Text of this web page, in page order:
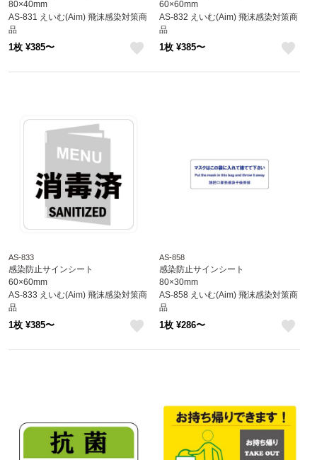
80×40mm
AS-831 えいむ(Aim) 飛沫感染対策商
品
1枚 ¥385〜
60×60mm
AS-832 えいむ(Aim) 飛沫感染対策商
品
1枚 ¥385〜
AS-833
感染防止サインシート
60×60mm
AS-833 えいむ(Aim) 飛沫感染対策商
品
1枚 ¥385〜
AS-858
感染防止サインシート
80×30mm
AS-858 えいむ(Aim) 飛沫感染対策商
品
1枚 ¥286〜